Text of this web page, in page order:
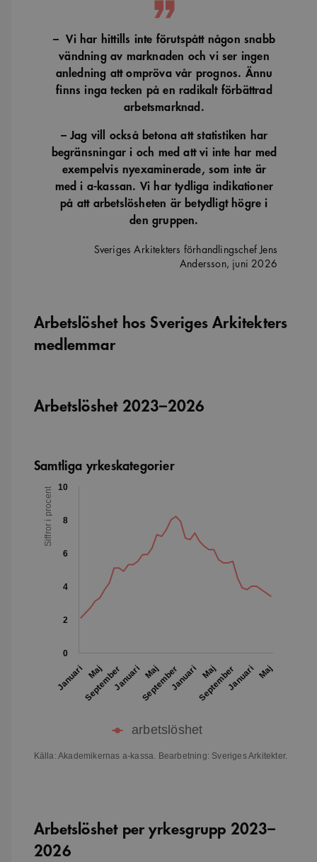
– Vi har hittills inte förutspått någon snabb
vändning av marknaden och vi ser ingen
anledning att ompröva vår prognos. Ännu
finns inga tecken på en radikalt förbättrad
arbetsmarknad.
– Jag vill också betona att statistiken har
begränsningar i och med att vi inte har med
exempelvis nyexaminerade, som inte är
med i a-kassan. Vi har tydliga indikationer
på att arbetslösheten är betydligt högre i
den gruppen.
Sveriges Arkitekters förhandlingschef Jens
Andersson, juni 2026
Arbetslöshet hos Sveriges Arkitekters
medlemmar
Arbetslöshet 2023–2026
Samtliga yrkeskategorier
Siffror i procent
arbetslöshet
Januari Maj
SeptemberJanuari Maj
SeptemberJanuari Maj
SeptemberJanuari Maj
0
2
4
6
8
10
Källa: Akademikernas a-kassa. Bearbetning: Sveriges Arkitekter.
Arbetslöshet per yrkesgrupp 2023–
2026